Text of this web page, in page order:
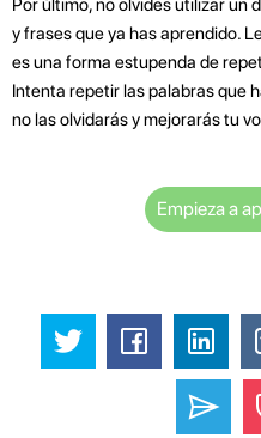
y frases que ya has aprendido.
es una forma estupenda de
Intenta repetir las palabras que
no las olvidarás y mejorarás tu
Empieza a